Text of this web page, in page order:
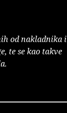
od nakladnika i
te se kao takve